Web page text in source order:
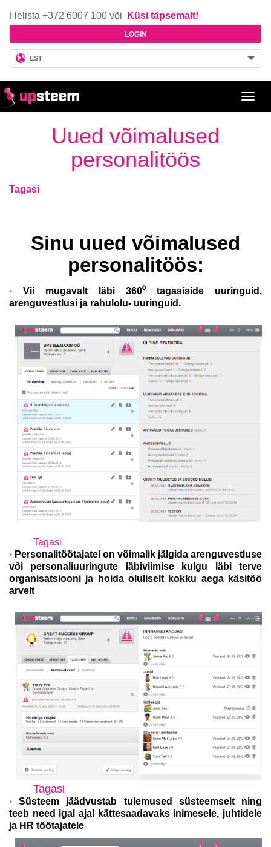
Helista +372 6007 100 või Küsi täpsemalt!
LOGIN
EST
Uued võimalused
personalitöös
Tagasi
Sinu uued võimalused
personalitöös:
Vii mugavalt läbi 360⁰ tagasiside uuringuid,
arenguvestlusi ja rahulolu- uuringuid.
Tagasi
Personalitöötajatel on võimalik jälgida arenguvestluse
või personaliuuringute läbiviimise kulgu läbi terve
organisatsiooni ja hoida oluliselt kokku aega käsitöö
arvelt
Tagasi
Süsteem jäädvustab tulemused süsteemselt ning
teeb need igal ajal kättesaadavaks inimesele, juhtidele
ja HR töötajatele